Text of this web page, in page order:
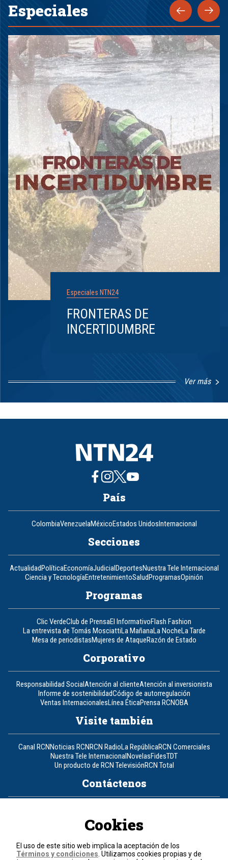
Especiales
Especiales NTN24
FRONTERAS DE
INCERTIDUMBRE
Ver más
1
8
País
ColombiaVenezuelaMéxicoEstados UnidosInternacional
Secciones
ActualidadPolíticaEconomíaJudicialDeportesNuestra Tele Internacional
Ciencia y TecnologíaEntretenimientoSaludProgramasOpinión
Programas
Clic VerdeClub de PrensaEl InformativoFlash Fashion
La entrevista de Tomás MosciattiLa MañanaLa NocheLa Tarde
Mesa de periodistasMujeres de AtaqueRazón de Estado
Corporativo
Responsabilidad SocialAtención al clienteAtención al inversionista
Informe de sostenibilidadCódigo de autorregulación
Ventas InternacionalesLínea ÉticaPrensa RCNOBA
Visite también
Canal RCNNoticias RCNRCN RadioLa RepúblicaRCN Comerciales
Nuestra Tele InternacionalNovelasFidesTDT
Un producto de RCN TelevisiónRCN Total
Contáctenos
Política de cookies
Términos y condiciones
Cookies
El uso de este sitio web implica la aceptación de los
Términos y condiciones . Utilizamos cookies propias y de